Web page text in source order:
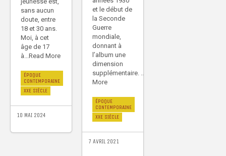
sans aucun
doute, entre
18 et 30 ans.
Moi, à cet
âge de 17
à...Read More
ÉPOQUE
CONTEMPORAINE
XXE SIÈCLE
10 MAI 2024
et le début de
la Seconde
Guerre
mondiale,
donnant à
l’album une
dimension
supplémentaire. ...Read
More
ÉPOQUE
CONTEMPORAINE
XXE SIÈCLE
7 AVRIL 2021